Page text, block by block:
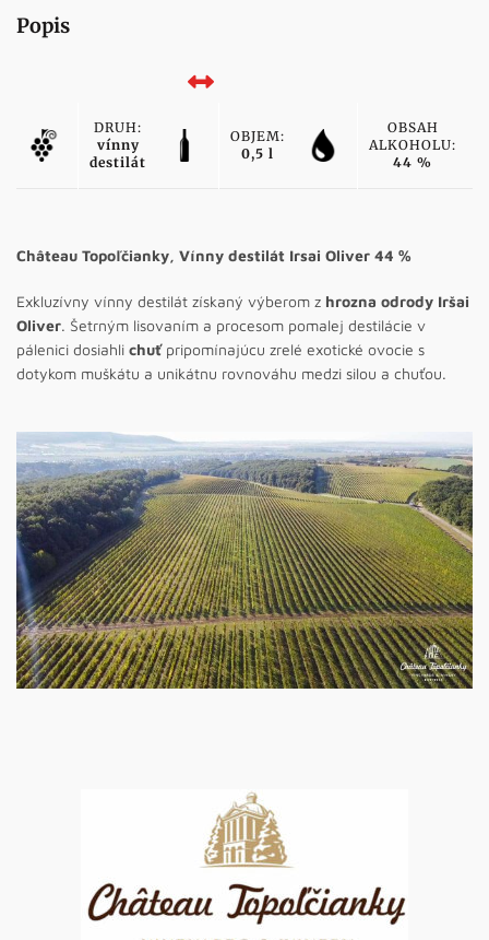
Popis
DRUH:
vínny
destilát
OBJEM:
0,5 l
OBSAH
ALKOHOLU:
44 %
Château Topoľčianky, Vínny destilát Irsai Oliver 44 %
Exkluzívny vínny destilát získaný výberom z hrozna odrody Iršai
Oliver. Šetrným lisovaním a procesom pomalej destilácie v
pálenici dosiahli chuťpripomínajúcu zrelé exotické ovocie s
dotykom muškátu a unikátnu rovnováhu medzi silou a chuťou.